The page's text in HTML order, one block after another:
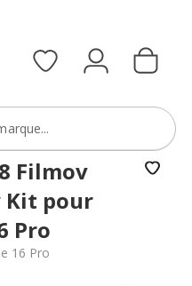
Filmov
Kit pour
Pro
16 Pro